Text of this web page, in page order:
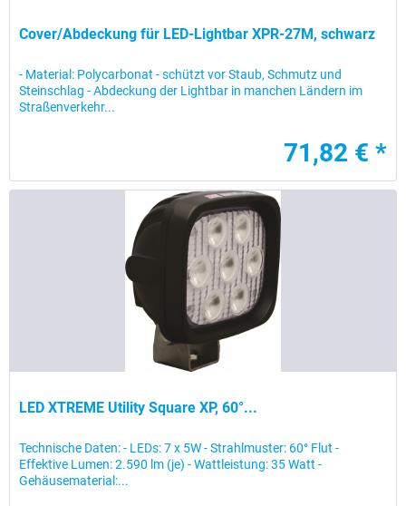
Cover/Abdeckung für LED-Lightbar XPR-27M, schwarz
- Material: Polycarbonat - schützt vor Staub, Schmutz und
Steinschlag - Abdeckung der Lightbar in manchen Ländern im
Straßenverkehr...
71,82 € *
LED XTREME Utility Square XP, 60°...
Technische Daten: - LEDs: 7 x 5W - Strahlmuster: 60° Flut -
Effektive Lumen: 2.590 lm (je) - Wattleistung: 35 Watt -
Gehäusematerial:...